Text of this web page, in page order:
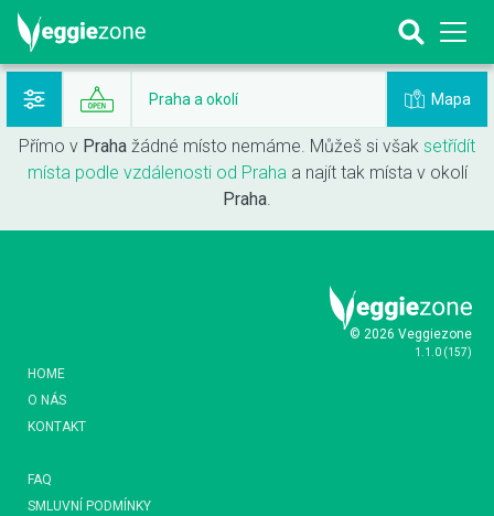
Praha a okolí Mapa
Přímo v Praha žádné místo nemáme. Můžeš si však setřídít
místa podle vzdálenosti od Prahaa najít tak místa v okolí
Praha.
© 2026 Veggiezone
1.1.0 (157)
HOME
O NÁS
KONTAKT
FAQ
SMLUVNÍ PODMÍNKY